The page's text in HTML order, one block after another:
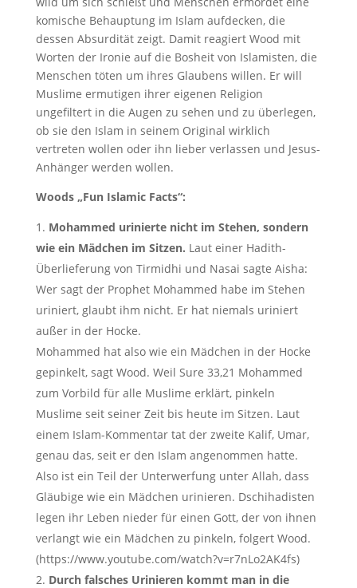
komische Behauptung im Islam aufdecken, die
dessen Absurdität zeigt. Damit reagiert Wood mit
Worten der Ironie auf die Bosheit von Islamisten, die
Menschen töten um ihres Glaubens willen. Er will
Muslime ermutigen ihrer eigenen Religion
ungefiltert in die Augen zu sehen und zu überlegen,
ob sie den Islam in seinem Original wirklich
vertreten wollen oder ihn lieber verlassen und Jesus-
Anhänger werden wollen.
Woods „Fun Islamic Facts“:
Mohammed urinierte nicht im Stehen, sondern
wie ein Mädchen im Sitzen. Laut einer Hadith-
Überlieferung von Tirmidhi und Nasai sagte Aisha:
Wer sagt der Prophet Mohammed habe im Stehen
uriniert, glaubt ihm nicht. Er hat niemals uriniert
außer in der Hocke.
Mohammed hat also wie ein Mädchen in der Hocke
gepinkelt, sagt Wood. Weil Sure 33,21 Mohammed
zum Vorbild für alle Muslime erklärt, pinkeln
Muslime seit seiner Zeit bis heute im Sitzen. Laut
einem Islam-Kommentar tat der zweite Kalif, Umar,
genau das, seit er den Islam angenommen hatte.
Also ist ein Teil der Unterwerfung unter Allah, dass
Gläubige wie ein Mädchen urinieren. Dschihadisten
legen ihr Leben nieder für einen Gott, der von ihnen
verlangt wie ein Mädchen zu pinkeln, folgert Wood.
(https://www.youtube.com/watch?v=r7nLo2AK4fs)
Durch falsches Urinieren kommt man in die